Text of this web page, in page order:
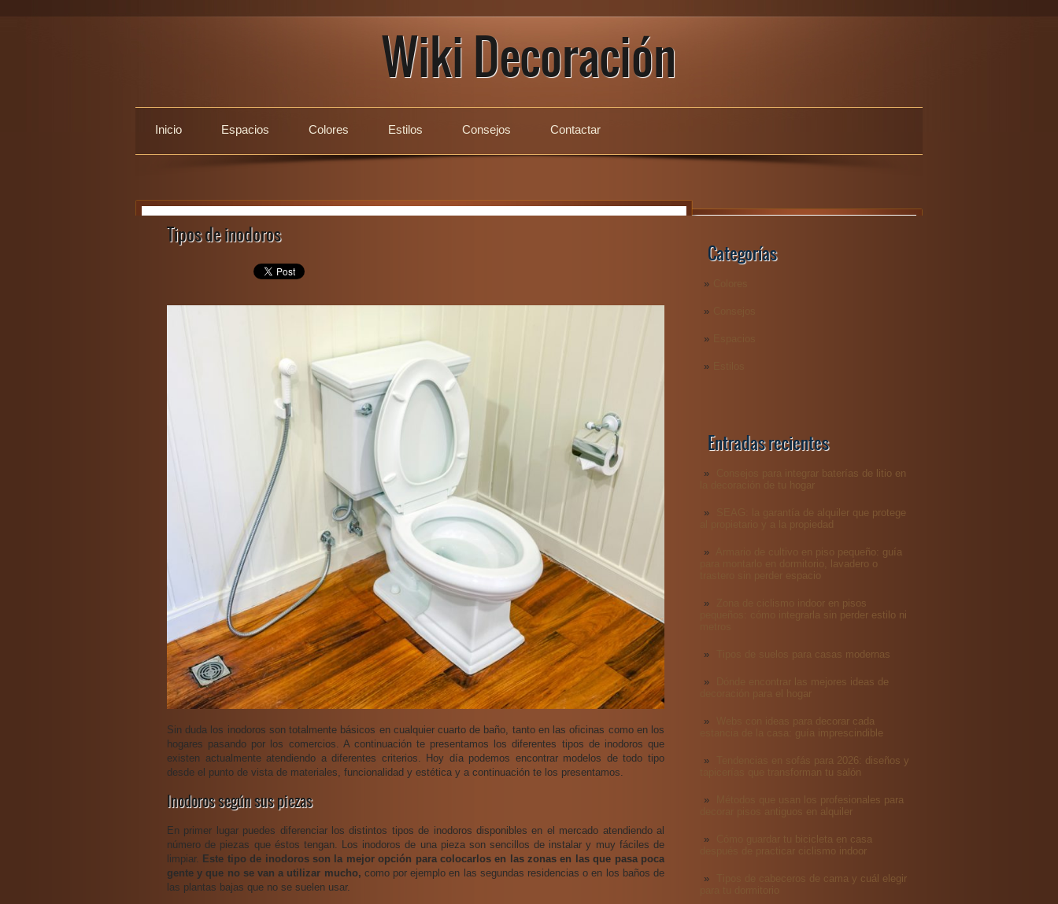
Wiki Decoración
Inicio Espacios Colores Estilos Consejos Contactar
Categorías
Entradas recientes
Consejos para integrar baterías de litio en
la decoración de tu hogar
SEAG: la garantía de alquiler que protege
al propietario y a la propiedad
Armario de cultivo en piso pequeño: guía
para montarlo en dormitorio, lavadero o
trastero sin perder espacio
Zona de ciclismo indoor en pisos
pequeños: cómo integrarla sin perder estilo ni
Tipos de suelos para casas modernas​
Dónde encontrar las mejores ideas de
decoración para el hogar
Webs con ideas para decorar cada
estancia de la casa: guía imprescindible
Tendencias en sofás para 2026: diseños y
tapicerías que transforman tu salón
Métodos que usan los profesionales para
decorar pisos antiguos en alquiler
Cómo guardar tu bicicleta en casa
después de practicar ciclismo indoor
Tipos de cabeceros de cama y cuál elegir
Tipos de inodoros
Sin duda los inodoros son totalmente básicos en cualquier cuarto de baño, tanto en las oficinas como en los
hogares pasando por los comercios. A continuación te presentamos los diferentes tipos de inodoros que
existen actualmente atendiendo a diferentes criterios. Hoy día podemos encontrar modelos de todo tipo
desde el punto de vista de materiales, funcionalidad y estética y a continuación te los presentamos.
Inodoros según sus piezas
En primer lugar puedes diferenciar los distintos tipos de inodoros disponibles en el mercado atendiendo al
número de piezas que éstos tengan. Los inodoros de una pieza son sencillos de instalar y muy fáciles de
limpiar.
Este tipo de inodoros son la mejor opción para colocarlos en las zonas en las que pasa poca
gente y que no se van a utilizar mucho, como por ejemplo en las segundas residencias o en los baños de
las plantas bajas que no se suelen usar.